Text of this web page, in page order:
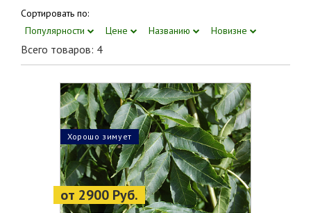
Сортировать по:
Популярности
Цене Названию Новизне
Всего товаров: 4
от 2900 Руб.
Хорошо зимует